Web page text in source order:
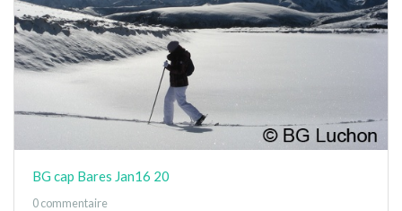
BG cap Bares Jan16 20
0 commentaire